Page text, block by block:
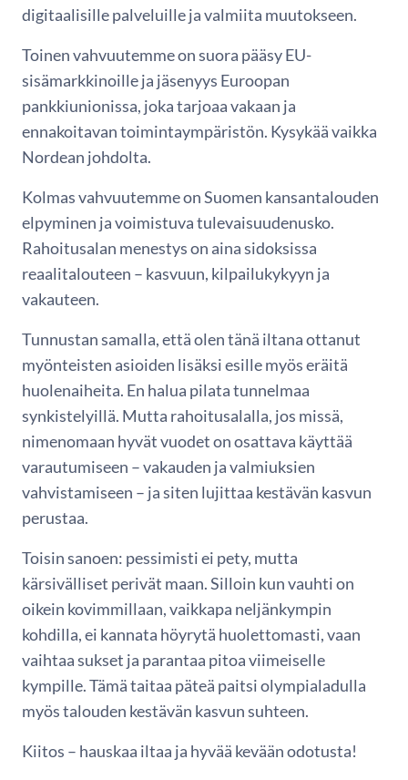
digitaalisille palveluille ja valmiita muutokseen.
Toinen vahvuutemme on suora pääsy EU-
sisämarkkinoille ja jäsenyys Euroopan
pankkiunionissa, joka tarjoaa vakaan ja
ennakoitavan toimintaympäristön. Kysykää vaikka
Nordean johdolta.
Kolmas vahvuutemme on Suomen kansantalouden
elpyminen ja voimistuva tulevaisuudenusko.
Rahoitusalan menestys on aina sidoksissa
reaalitalouteen – kasvuun, kilpailukykyyn ja
vakauteen.
Tunnustan samalla, että olen tänä iltana ottanut
myönteisten asioiden lisäksi esille myös eräitä
huolenaiheita. En halua pilata tunnelmaa
synkistelyillä. Mutta rahoitusalalla, jos missä,
nimenomaan hyvät vuodet on osattava käyttää
varautumiseen – vakauden ja valmiuksien
vahvistamiseen – ja siten lujittaa kestävän kasvun
perustaa.
Toisin sanoen: pessimisti ei pety, mutta
kärsivälliset perivät maan. Silloin kun vauhti on
oikein kovimmillaan, vaikkapa neljänkympin
kohdilla, ei kannata höyrytä huolettomasti, vaan
vaihtaa sukset ja parantaa pitoa viimeiselle
kympille. Tämä taitaa päteä paitsi olympialadulla
myös talouden kestävän kasvun suhteen.
Kiitos – hauskaa iltaa ja hyvää kevään odotusta!